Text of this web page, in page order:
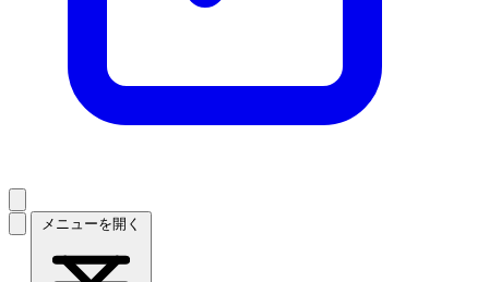
メニューを開く